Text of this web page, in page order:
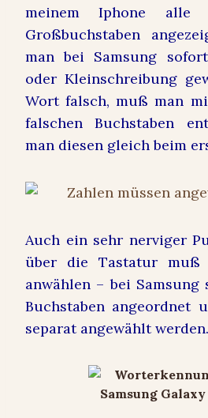
meinem Iphone alle
Großbuchstaben
man bei Samsung
oder Kleinschreibung
Wort falsch, muß man
falschen Buchstaben
man diesen gleich beim
Auch ein sehr nerviger
über die Tastatur muß
anwählen – bei
Buchstaben angeordnet
separat angewählt werden.